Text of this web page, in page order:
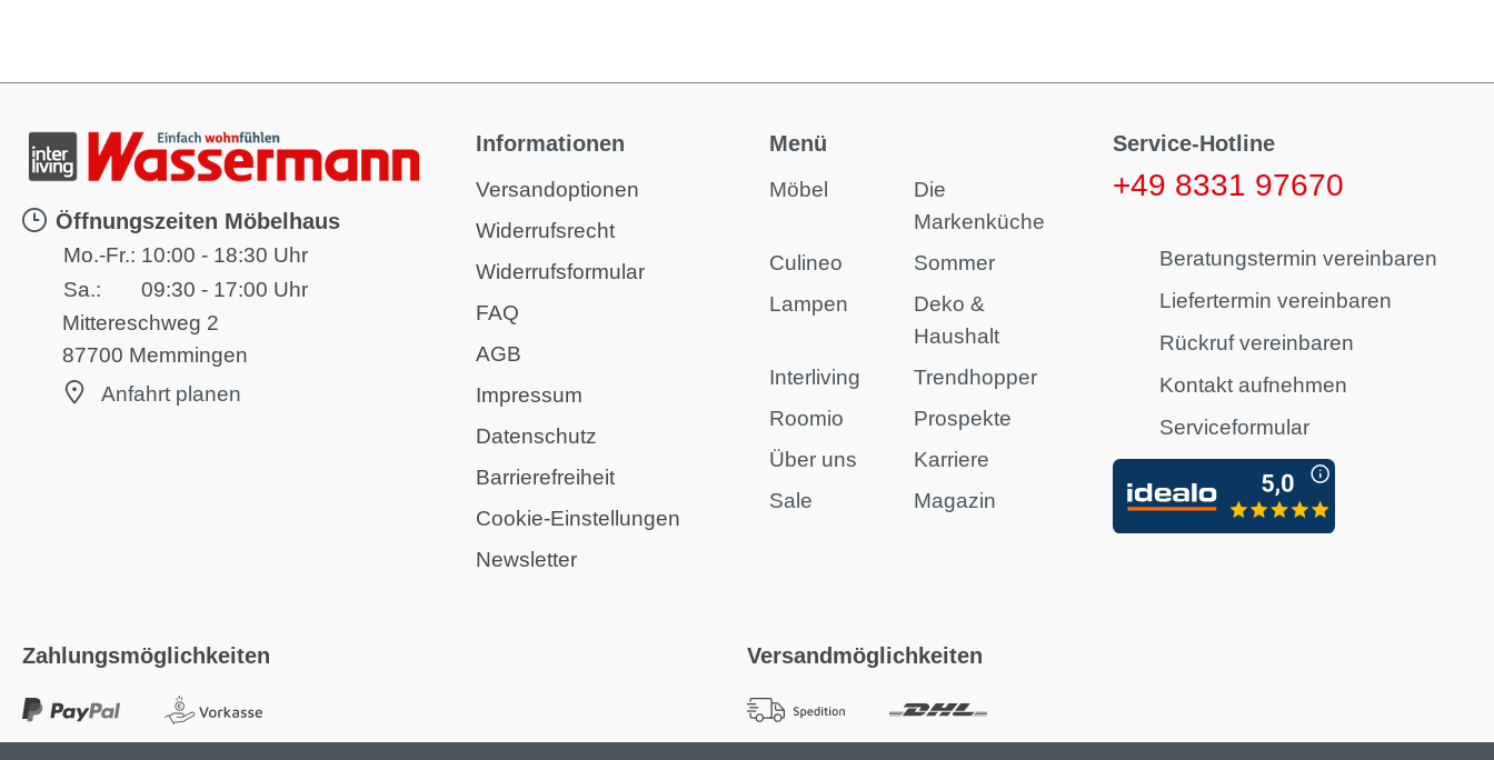
Öffnungszeiten Möbelhaus
Mo.-Fr.: 10:00 - 18:30 Uhr
Sa.:
09:30 - 17:00 Uhr
Mittereschweg 2
87700 Memmingen
Anfahrt planen
Informationen
Versandoptionen
Widerrufsrecht
Widerrufsformular
FAQ
AGB
Impressum
Datenschutz
Barrierefreiheit
Cookie-Einstellungen
Newsletter
Menü
Möbel
Die
Markenküche
Culineo
Sommer
Lampen
Deko &
Haushalt
Interliving
Trendhopper
Roomio
Prospekte
Über uns
Karriere
Sale
Magazin
Service-Hotline
+49 8331 97670
Beratungstermin vereinbaren
Liefertermin vereinbaren
Rückruf vereinbaren
Kontakt aufnehmen
Serviceformular
Zahlungsmöglichkeiten Versandmöglichkeiten